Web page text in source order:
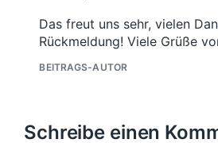
Das freut uns sehr, vielen
Rückmeldung! Viele Grüße
BEITRAGS-AUTOR
Schreibe einen